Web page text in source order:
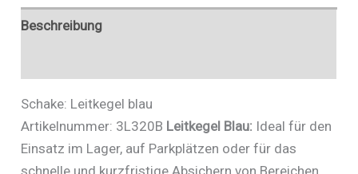
Beschreibung
Schake: Leitkegel blau
Artikelnummer: 3L320B Leitkegel Blau: Ideal für den
Einsatz im Lager, auf Parkplätzen oder für das